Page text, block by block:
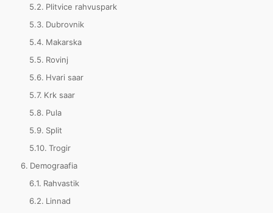
Plitvice rahvuspark
Dubrovnik
Makarska
Rovinj
Hvari saar
Krk saar
Pula
Split
Trogir
Demograafia
Rahvastik
Linnad